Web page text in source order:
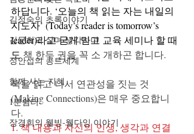
김정숙의 초록이야기
김문희의 살며 생각하며
정안섭의 콩트세계
함께 사는 지혜
1분쉼터
장경희의 웰빙-웰다잉 이야기
하답니다. ‘오늘의 책 읽는 자는 내일의
지도자’ (Today’s reader is tomorrow’s
leader)라고 굳게 믿고 교육 세미나 할 때
도 책 한두 권을 꼭 소 개하곤 합니다.
책을 읽고 나서 연관성을 짓는 것
(Making Connections)은 매우 중요합니
다.
1. 책 내용과 자신의 인생, 생각과 연결